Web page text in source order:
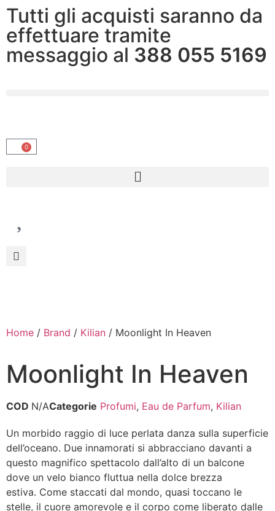
Tutti gli acquisti saranno da
effettuare tramite
messaggio al 388 055 5169
0
Home / Brand / Kilian / Moonlight In Heaven
Moonlight In Heaven
COD N/ACategorie Profumi, Eau de Parfum, Kilian
Un morbido raggio di luce perlata danza sulla superficie
dell’oceano. Due innamorati si abbracciano davanti a
questo magnifico spettacolo dall’alto di un balcone
dove un velo bianco fluttua nella dolce brezza
estiva. Come staccati dal mondo, quasi toccano le
stelle, il cuore amorevole e il corpo come liberato dalle